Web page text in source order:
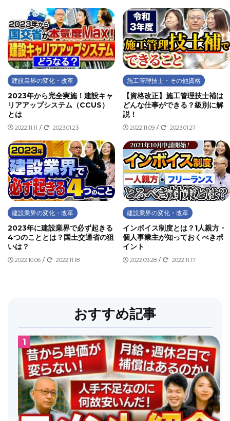
建設業界の変化・改革
2023年から完全実施！建設キャ
リアアップシステム（CCUS）
とは
2022.11.11 / 2023.01.23
施工管理技士・その他資格
【資格改正】施工管理技士補は
どんな仕事ができる？級別に解
説！
2022.11.09 / 2023.01.27
建設業界の変化・改革
2023年に建設業界で必ず起きる
4つのこととは？国土交通省の狙
いは？
2022.10.06 / 2022.11.18
建設業界の変化・改革
インボイス制度とは？1人親方・
個人事業主が知っておくべきポ
イント
2022.09.28 / 2022.11.17
おすすめ記事